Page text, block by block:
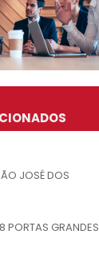
JOSÉ DOS
PORTAS GRANDES